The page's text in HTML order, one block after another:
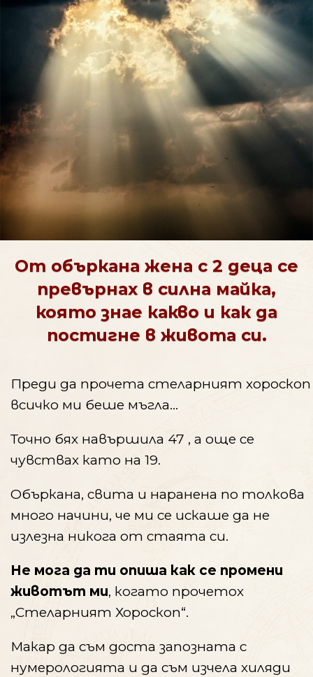
От объркана жена с 2 деца се
превърнах в силна майка,
която знае какво и как да
постигне в живота си.
Преди да прочета стеларният хороскоп
всичко ми беше мъгла…
Точно бях навършила 47 , а още се
чувствах като на 19.
Объркана, свита и наранена по толкова
много начини, че ми се искаше да не
излезна никога от стаята си.
Не мога да ти опиша как се промени
животът ми, когато прочетох
„Стеларният Хороскоп“.
Макар да съм доста запозната с
нумерологията и да съм изчела хиляди